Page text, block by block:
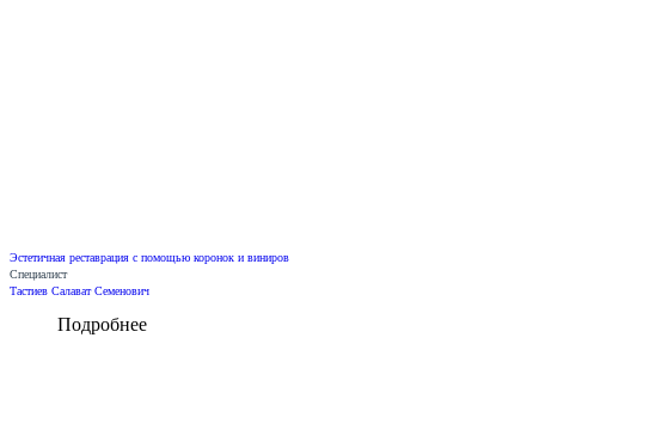
Эстетичная реставрация с помощью коронок и виниров
Специалист
Тастиев Салават Семенович
Подробнее